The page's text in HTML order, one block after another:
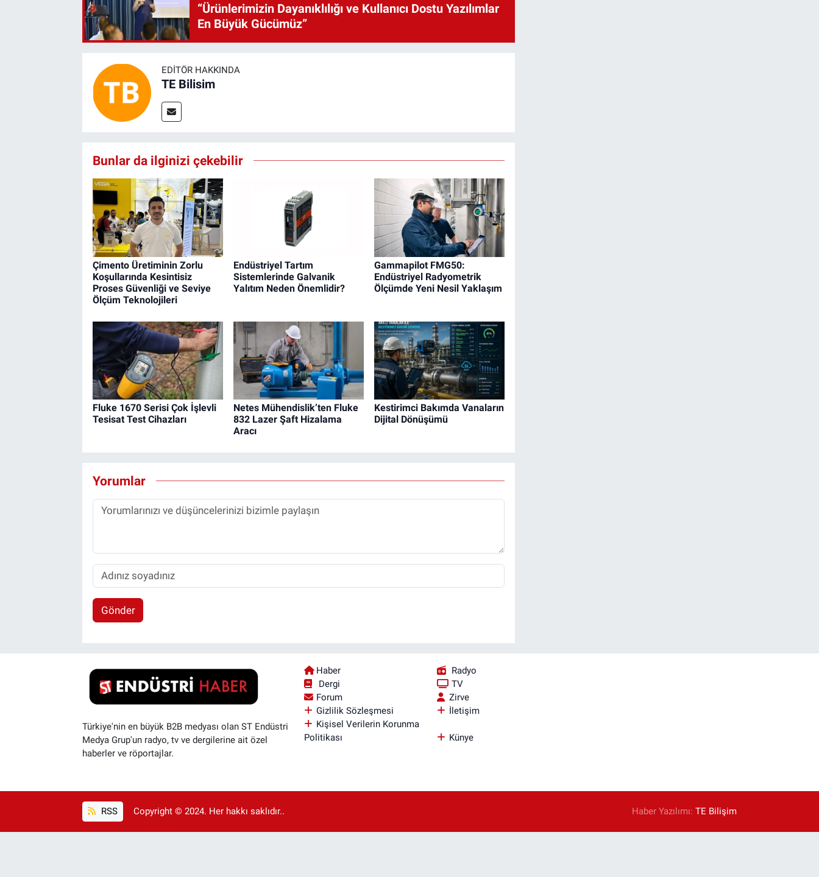
“Ürünlerimizin Dayanıklılığı ve Kullanıcı Dostu Yazılımlar
En Büyük Gücümüz”
EDITÖR HAKKINDA
TE Bilisim
Bunlar da ilginizi çekebilir
Çimento Üretiminin Zorlu
Koşullarında Kesintisiz
Proses Güvenliği ve Seviye
Ölçüm Teknolojileri
Endüstriyel Tartım
Sistemlerinde Galvanik
Yalıtım Neden Önemlidir?
Gammapilot FMG50:
Endüstriyel Radyometrik
Ölçümde Yeni Nesil Yaklaşım
Fluke 1670 Serisi Çok İşlevli
Tesisat Test Cihazları
Netes Mühendislik’ten Fluke
832 Lazer Şaft Hizalama
Aracı
Kestirimci Bakımda Vanaların
Dijital Dönüşümü
Yorumlar
Gönder
Türkiye'nin en büyük B2B medyası olan ST Endüstri
Medya Grup'un radyo, tv ve dergilerine ait özel
haberler ve röportajlar.
Haber
Radyo
Dergi
TV
Forum
Zirve
Gizlilik Sözleşmesi
İletişim
Kişisel Verilerin Korunma
Politikası
Künye
RSS Copyright © 2024. Her hakkı saklıdır.. Haber Yazılımı:TE Bilişim